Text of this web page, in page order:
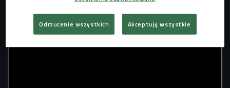
Odrzucenie wszystkich Akceptuję wszystkie